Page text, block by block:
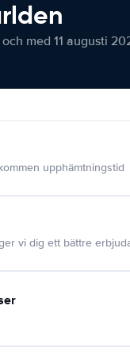
med 11 augusti
upphämtningstid
vi dig ett bättre